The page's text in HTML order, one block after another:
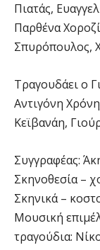
Πιατάς,
Παρθένα
Σπυρόπουλος,
Τραγουδάει ο
Αντιγόνη
Κεϊβανάη,
Συγγραφέας:
Σκηνοθεσία –
Σκηνικά –
Μουσική
τραγούδια: